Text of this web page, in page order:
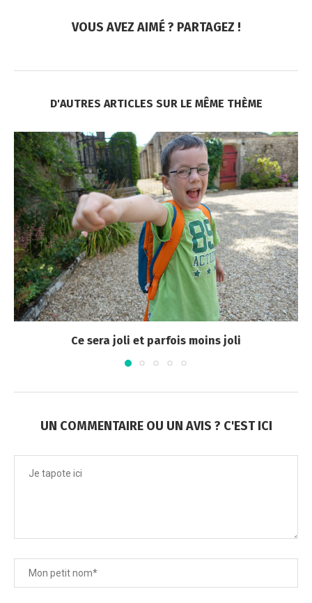
VOUS AVEZ AIMÉ ? PARTAGEZ !
D'AUTRES ARTICLES SUR LE MÊME THÈME
Ce sera joli et parfois moins joli
UN COMMENTAIRE OU UN AVIS ? C'EST ICI